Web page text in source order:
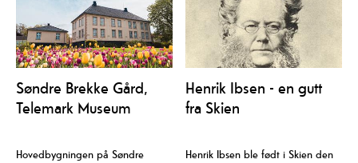
Søndre Brekke Gård,
Telemark Museum
Hovedbygningen på Søndre
Henrik Ibsen - en gutt
fra Skien
Henrik Ibsen ble født i Skien den